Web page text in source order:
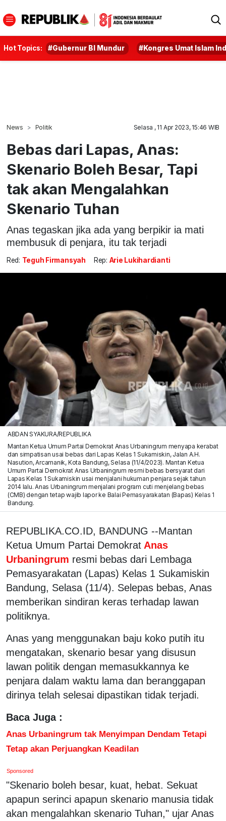
Hot Topics: #Gubernur BI Mundur #Kongres Umat Islam
News Politik Selasa , 11 Apr 2023, 15:46 WIB
Bebas dari Lapas, Anas:
Skenario Boleh Besar, Tapi
tak akan Mengalahkan
Skenario Tuhan
Anas tegaskan jika ada yang berpikir ia mati
membusuk di penjara, itu tak terjadi
Red: Teguh Firmansyah Rep: Arie Lukihardianti
ABDAN SYAKURA/REPUBLIKA
Mantan Ketua Umum Partai Demokrat Anas Urbaningrum menyapa kerabat
dan simpatisan usai bebas dari Lapas Kelas 1 Sukamiskin, Jalan A.H.
Nasution, Arcamanik, Kota Bandung, Selasa (11/4/2023). Mantan Ketua
Umum Partai Demokrat Anas Urbaningrum resmi bebas bersyarat dari
Lapas Kelas 1 Sukamiskin usai menjalani hukuman penjara sejak tahun
2014 lalu. Anas Urbaningrum menjalani program cuti menjelang bebas
(CMB) dengan tetap wajib lapor ke Balai Pemasyarakatan (Bapas) Kelas 1
Bandung.
REPUBLIKA.CO.ID, BANDUNG --Mantan
Ketua Umum Partai Demokrat Anas
Urbaningrum resmi bebas dari Lembaga
Pemasyarakatan (Lapas) Kelas 1 Sukamiskin
Bandung, Selasa (11/4). Selepas bebas, Anas
memberikan sindiran keras terhadap lawan
politiknya.
Anas yang menggunakan baju koko putih itu
mengatakan, skenario besar yang disusun
lawan politik dengan memasukkannya ke
penjara dalam waktu lama dan beranggapan
dirinya telah selesai dipastikan tidak terjadi.
Baca Juga :
Anas Urbaningrum tak Menyimpan Dendam Tetapi
Tetap akan Perjuangkan Keadilan
Sponsored
"Skenario boleh besar, kuat, hebat. Sekuat
apapun serinci apapun skenario manusia tidak
akan mengalahkan skenario Tuhan," ujar Anas